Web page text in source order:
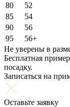
80
52
85
54
90
56
95
56+
Не уверены в
Бесплатная
посадку.
Записаться на
Оставьте заявку